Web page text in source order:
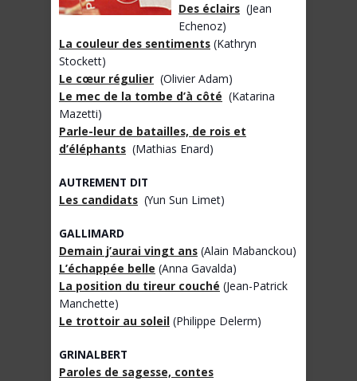
Des éclairs (Jean
Echenoz)
La couleur des sentiments (Kathryn
Stockett)
Le cœur régulier (Olivier Adam)
Le mec de la tombe d’à côté (Katarina
Mazetti)
Parle-leur de batailles, de rois et
d’éléphants (Mathias Enard)
AUTREMENT DIT
Les candidats (Yun Sun Limet)
GALLIMARD
Demain j’aurai vingt ans (Alain Mabanckou)
L’échappée belle (Anna Gavalda)
La position du tireur couché (Jean-Patrick
Manchette)
Le trottoir au soleil (Philippe Delerm)
GRINALBERT
Paroles de sagesse, contes